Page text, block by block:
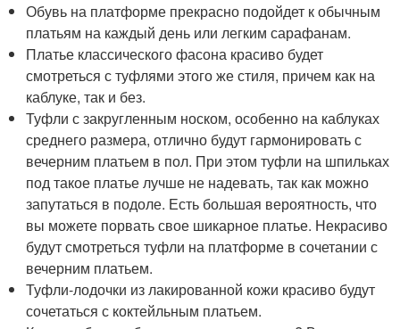
Обувь на платформе прекрасно подойдет к обычным
платьям на каждый день или легким сарафанам.
Платье классического фасона красиво будет
смотреться с туфлями этого же стиля, причем как на
каблуке, так и без.
Туфли с закругленным носком, особенно на каблуках
среднего размера, отлично будут гармонировать с
вечерним платьем в пол. При этом туфли на шпильках
под такое платье лучше не надевать, так как можно
запутаться в подоле. Есть большая вероятность, что
вы можете порвать свое шикарное платье. Некрасиво
будут смотреться туфли на платформе в сочетании с
вечерним платьем.
Туфли-лодочки из лакированной кожи красиво будут
сочетаться с коктейльным платьем.